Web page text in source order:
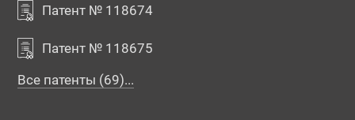
Патент № 118674
Патент № 118675
Все патенты (69)...